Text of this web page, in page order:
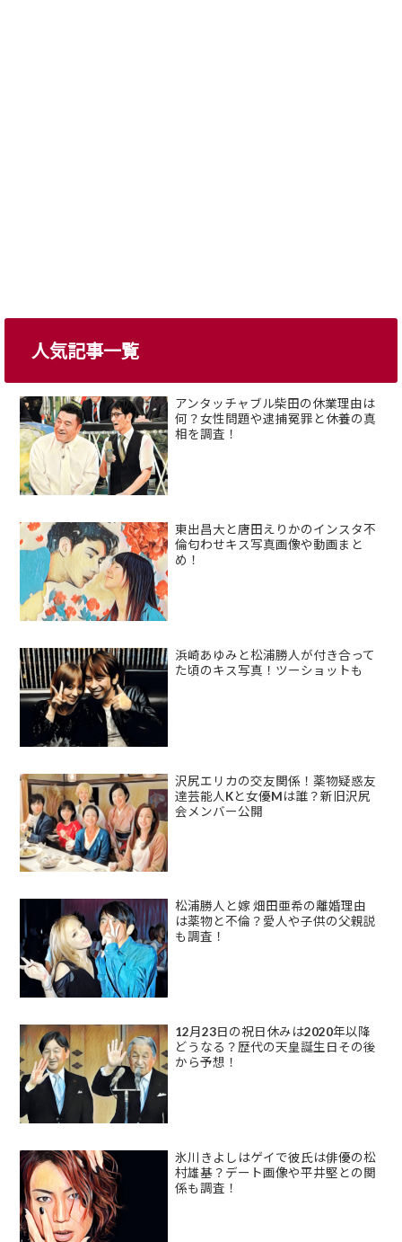
人気記事一覧
アンタッチャブル柴田の休業理由は
何？女性問題や逮捕冤罪と休養の真
相を調査！
東出昌大と唐田えりかのインスタ不
倫匂わせキス写真画像や動画まと
め！
浜崎あゆみと松浦勝人が付き合って
た頃のキス写真！ツーショットも
沢尻エリカの交友関係！薬物疑惑友
達芸能人Kと女優Mは誰？新旧沢尻
会メンバー公開
松浦勝人と嫁 畑田亜希の離婚理由
は薬物と不倫？愛人や子供の父親説
も調査！
12月23日の祝日休みは2020年以降
どうなる？歴代の天皇誕生日その後
から予想！
氷川きよしはゲイで彼氏は俳優の松
村雄基？デート画像や平井堅との関
係も調査！